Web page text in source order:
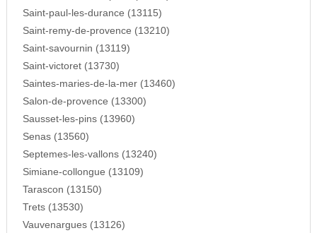
Saint-paul-les-durance (13115)
Saint-remy-de-provence (13210)
Saint-savournin (13119)
Saint-victoret (13730)
Saintes-maries-de-la-mer (13460)
Salon-de-provence (13300)
Sausset-les-pins (13960)
Senas (13560)
Septemes-les-vallons (13240)
Simiane-collongue (13109)
Tarascon (13150)
Trets (13530)
Vauvenargues (13126)